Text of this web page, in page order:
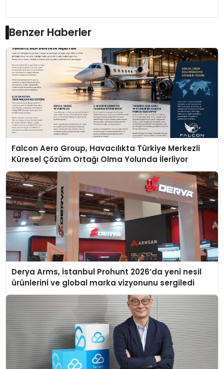
Benzer Haberler
Falcon Aero Group, Havacılıkta Türkiye Merkezli
Küresel Çözüm Ortağı Olma Yolunda İlerliyor
Derya Arms, İstanbul Prohunt 2026’da yeni nesil
ürünlerini ve global marka vizyonunu sergiledi